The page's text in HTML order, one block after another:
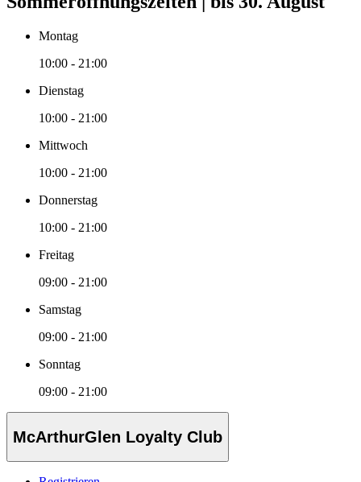
Montag
10:00 - 21:00
Dienstag
10:00 - 21:00
Mittwoch
10:00 - 21:00
Donnerstag
10:00 - 21:00
Freitag
09:00 - 21:00
Samstag
09:00 - 21:00
Sonntag
09:00 - 21:00
McArthurGlen Loyalty Club